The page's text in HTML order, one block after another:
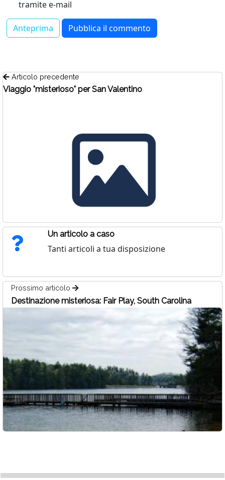
tramite e-mail
Articolo precedente
Viaggio "misterioso" per San Valentino
Un articolo a caso
Tanti articoli a tua disposizione
Prossimo articolo
Destinazione misteriosa: Fair Play, South Carolina